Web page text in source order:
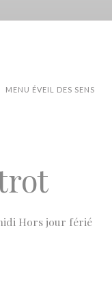
MENU ÉVEIL DES SENS
Hors jour férié